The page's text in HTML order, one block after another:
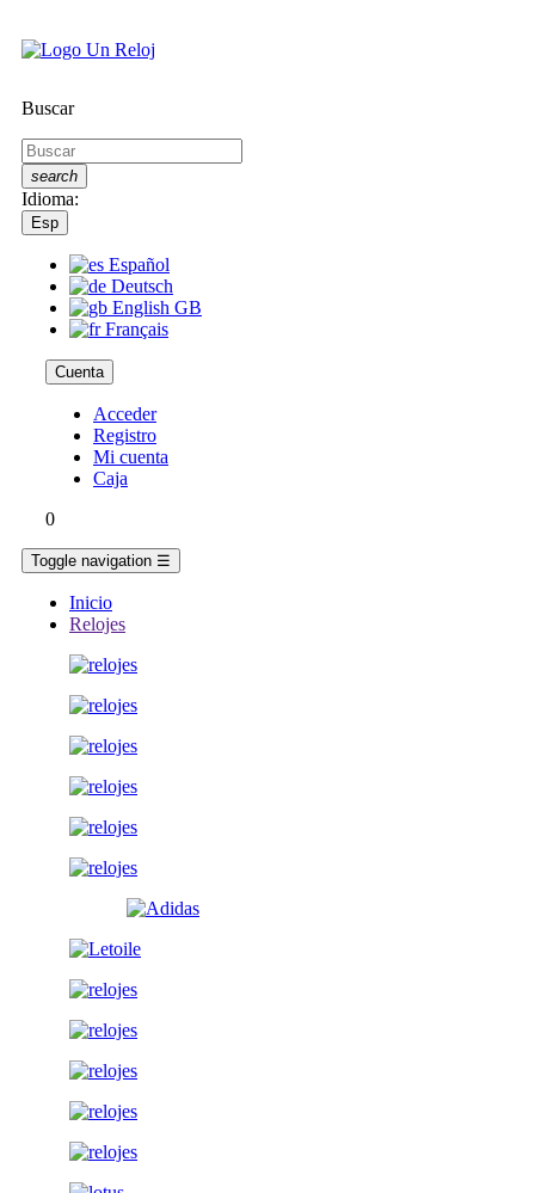
Buscar
search
Idioma:
Esp
Español
Deutsch
English GB
Français
Cuenta
Acceder
Registro
Mi cuenta
Caja
0
Toggle navigation ☰
Inicio
Relojes